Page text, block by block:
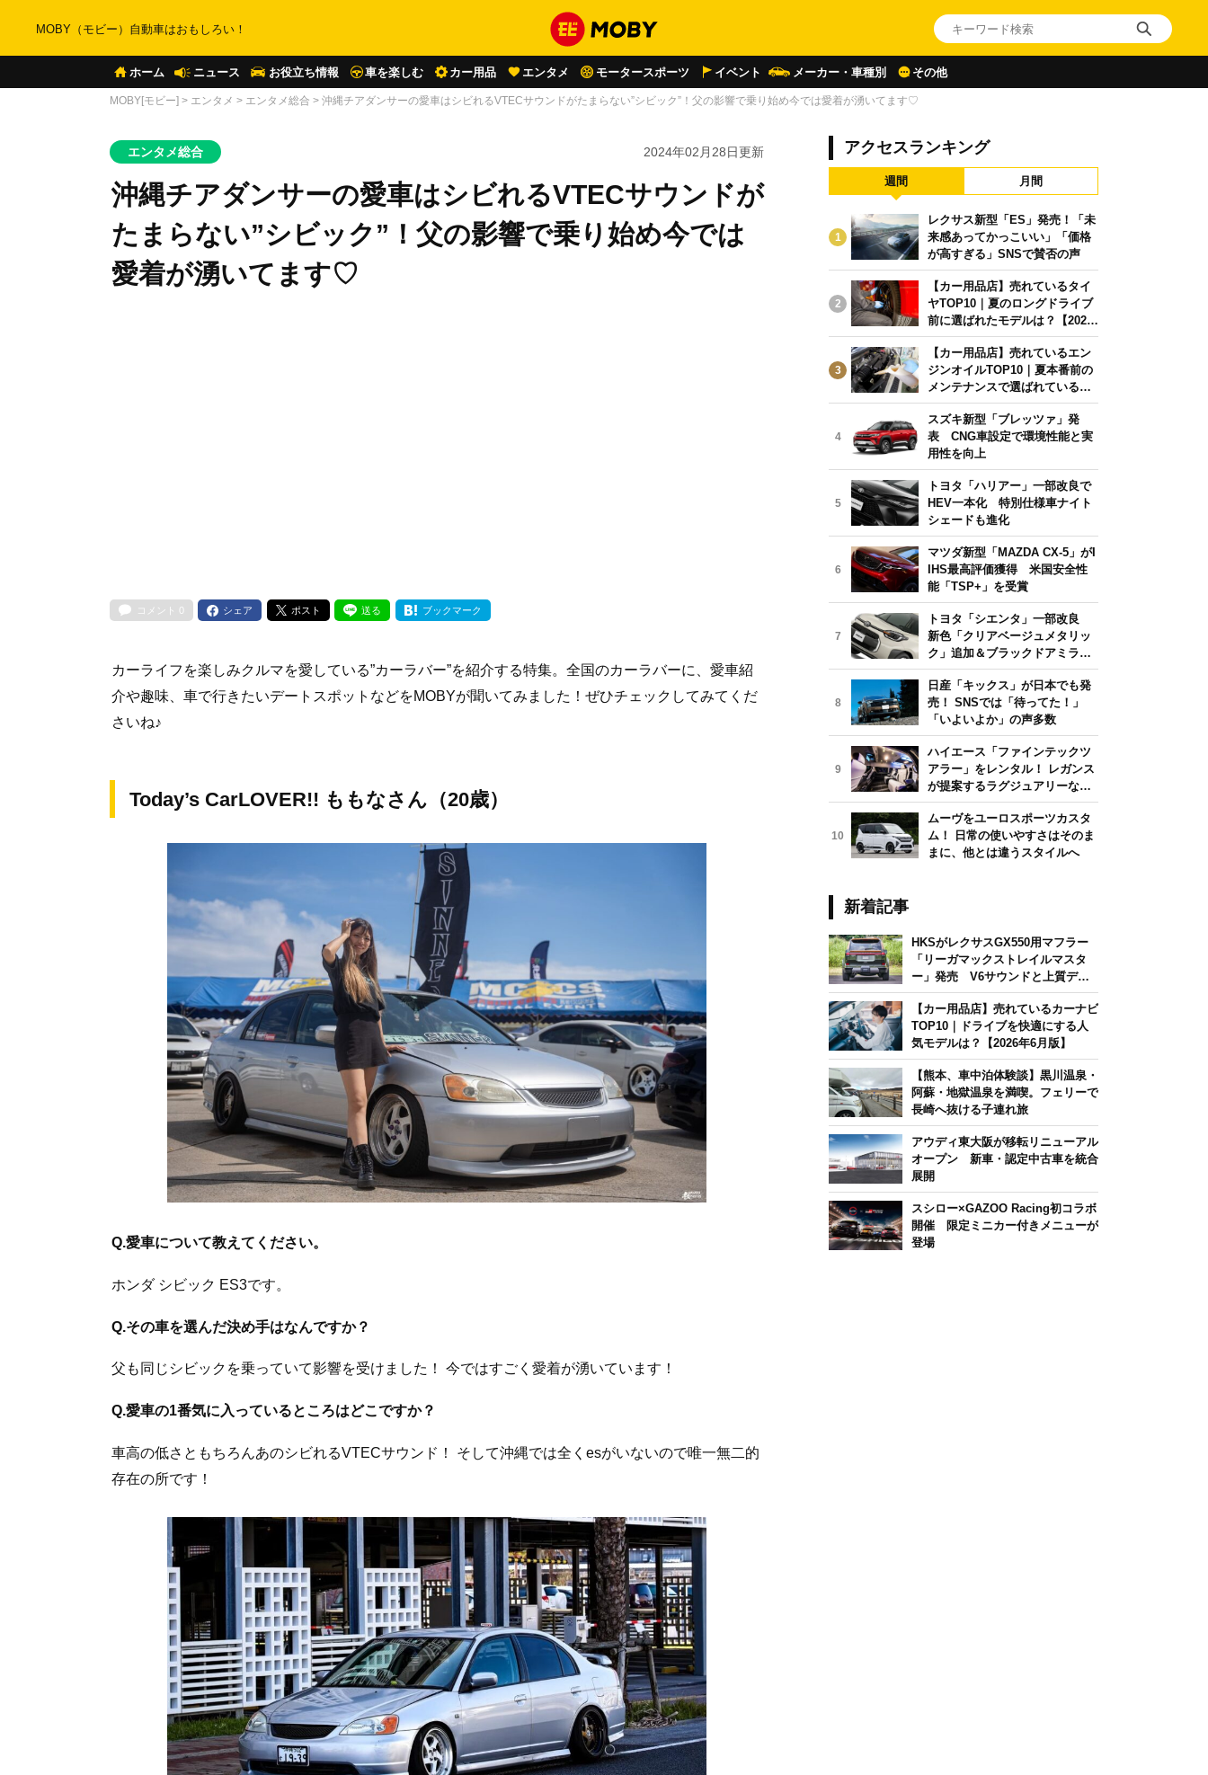
MOBY（モビー）自動車はおもしろい！
ホーム ニュース お役立ち情報 車を楽しむ カー用品 エンタメ モータースポーツ イベント メーカー・車種別 その他
MOBY[モビー] > エンタメ > エンタメ総合 > 沖縄チアダンサーの愛車はシビれるVTECサウンドがたまらない”シビック”！父の影響で乗り始め今では愛着が湧いてます♡
エンタメ総合 2024年02月28日更新
沖縄チアダンサーの愛車はシビれるVTECサウンドが
たまらない”シビック”！父の影響で乗り始め今では
愛着が湧いてます♡
コメント 0 シェア ポスト 送る ブックマーク
カーライフを楽しみクルマを愛している”カーラバー”を紹介する特集。全国のカーラバーに、愛車紹
介や趣味、車で行きたいデートスポットなどをMOBYが聞いてみました！ぜひチェックしてみてくだ
さいね♪
Today’s CarLOVER!! ももなさん（20歳）
Q.愛車について教えてください。
ホンダ シビック ES3です。
Q.その車を選んだ決め手はなんですか？
父も同じシビックを乗っていて影響を受けました！ 今ではすごく愛着が湧いています！
Q.愛車の1番気に入っているところはどこですか？
車高の低さともちろんあのシビれるVTECサウンド！ そして沖縄では全くesがいないので唯一無二的
存在の所です！
アクセスランキング
週間 月間
1
レクサス新型「ES」発売！「未
来感あってかっこいい」「価格
が高すぎる」SNSで賛否の声
2
【カー用品店】売れているタイ
ヤTOP10｜夏のロングドライブ
前に選ばれたモデルは？【2026
年6月版】
3
【カー用品店】売れているエン
ジンオイルTOP10｜夏本番前の
メンテナンスで選ばれている人
気モデルは？【2026年6月版】
4
スズキ新型「ブレッツァ」発
表 CNG車設定で環境性能と実
用性を向上
5
トヨタ「ハリアー」一部改良で
HEV一本化 特別仕様車ナイト
シェードも進化
6
マツダ新型「MAZDA CX-5」がI
IHS最高評価獲得 米国安全性
能「TSP+」を受賞
7
トヨタ「シエンタ」一部改良
新色「クリアベージュメタリッ
ク」追加＆ブラックドアミラー
採用
8
日産「キックス」が日本でも発
売！ SNSでは「待ってた！」
「いよいよか」の声多数
9
ハイエース「ファインテックツ
アラー」をレンタル！ レガンス
が提案するラグジュアリーな移
動体験
10
ムーヴをユーロスポーツカスタ
ム！ 日常の使いやすさはそのま
まに、他とは違うスタイルへ
新着記事
HKSがレクサスGX550用マフラー
「リーガマックストレイルマスタ
ー」発売 V6サウンドと上質デザ
インを両立
【カー用品店】売れているカーナビ
TOP10｜ドライブを快適にする人
気モデルは？【2026年6月版】
【熊本、車中泊体験談】黒川温泉・
阿蘇・地獄温泉を満喫。フェリーで
長崎へ抜ける子連れ旅
アウディ東大阪が移転リニューアル
オープン 新車・認定中古車を統合
展開
スシロー×GAZOO Racing初コラボ
開催 限定ミニカー付きメニューが
登場